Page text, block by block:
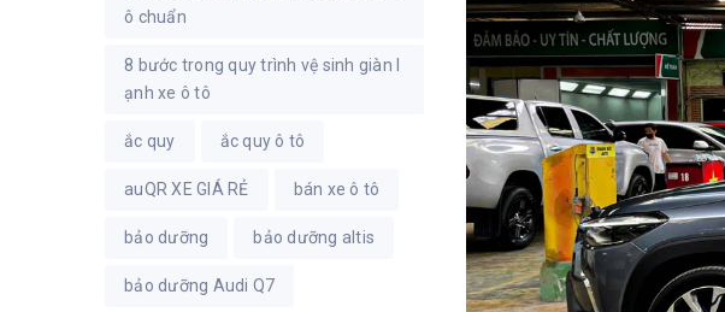
ô chuẩn
8 bước trong quy trình vệ sinh giàn l
ạnh xe ô tô
ắc quy ắc quy ô tô
auQR XE GIÁ RẺ bán xe ô tô
bảo dưỡng bảo dưỡng altis
bảo dưỡng Audi Q7